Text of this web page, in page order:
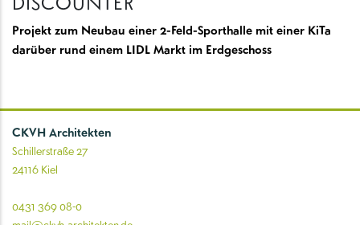
Projekt zum Neubau einer 2-Feld-Sporthalle mit einer KiTa
darüber rund einem LIDL Markt im Erdgeschoss
CKVH Architekten
Schillerstraße 27
24116 Kiel
0431 369 08-0